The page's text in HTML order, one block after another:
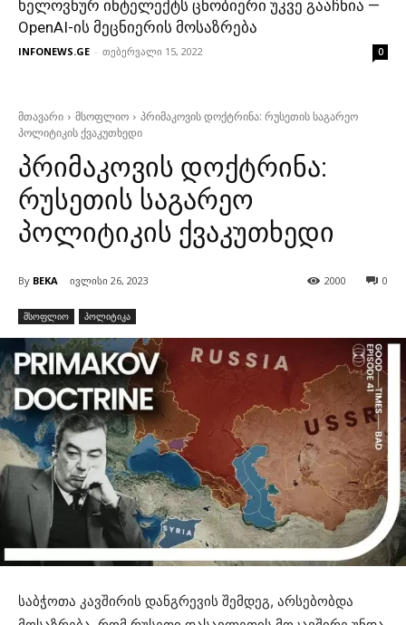
ხელოვნურ ინტელექტს ცნობიერი უკვე გააჩნია —
OpenAI-ის მეცნიერის მოსაზრება
INFONEWS.GE - თებერვალი 15, 2022 0